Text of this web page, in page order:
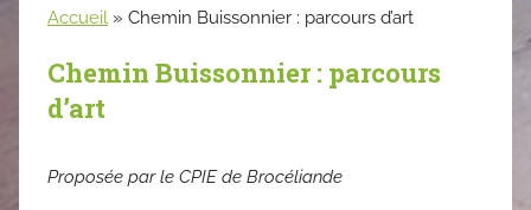
Accueil » Chemin Buissonnier : parcours d’art
Chemin Buissonnier : parcours
d’art
Proposée par le CPIE de Brocéliande